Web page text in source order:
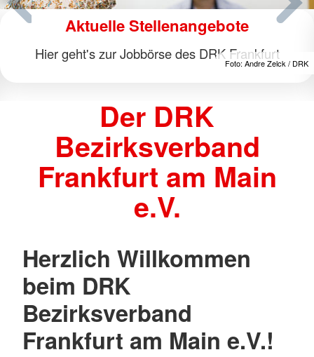
Foto: Andre Zelck / DRK
DRK Frankfurt
DRK-
Hibbdebach und
Der DRK
Bezirksverband
Frankfurt am Main
e.V.
Herzlich Willkommen
beim DRK
Bezirksverband
Frankfurt am Main e.V.!